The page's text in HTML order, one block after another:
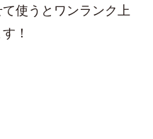
使うとワンランク上
！